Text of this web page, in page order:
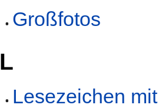
Großfotos
L
Lesezeichen